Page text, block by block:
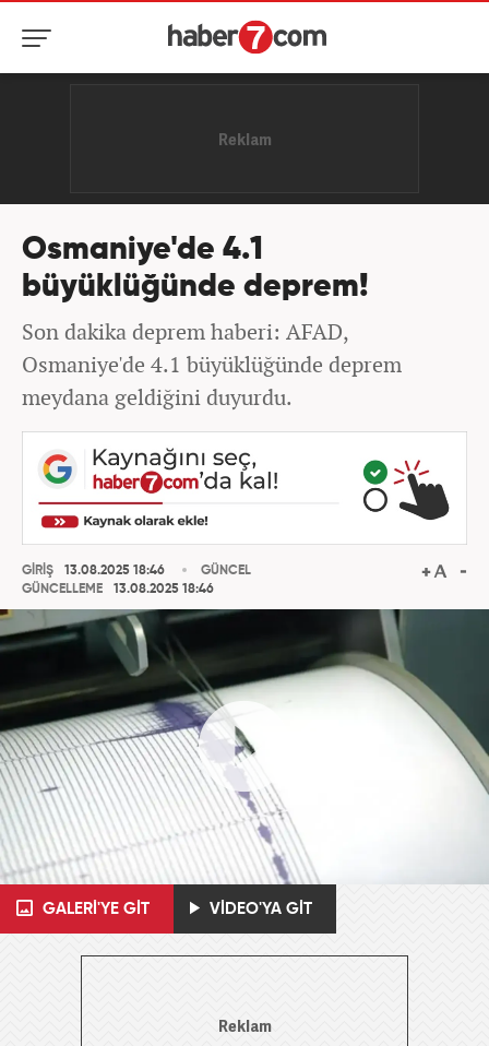
Osmaniye'de 4.1
büyüklüğünde deprem!
Son dakika deprem haberi: AFAD,
Osmaniye'de 4.1 büyüklüğünde deprem
meydana geldiğini duyurdu.
GİRİŞ
13.08.2025 18:46
GÜNCELLEME
13.08.2025 18:46
GÜNCEL
GALERİ'YE GİT VİDEO'YA GİT